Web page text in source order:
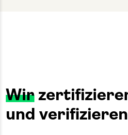
Wir
und verifizieren